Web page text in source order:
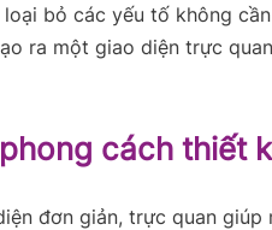
bỏ các yếu tố không
ra một giao diện trực
cách thiết
đơn giản, trực quan giúp